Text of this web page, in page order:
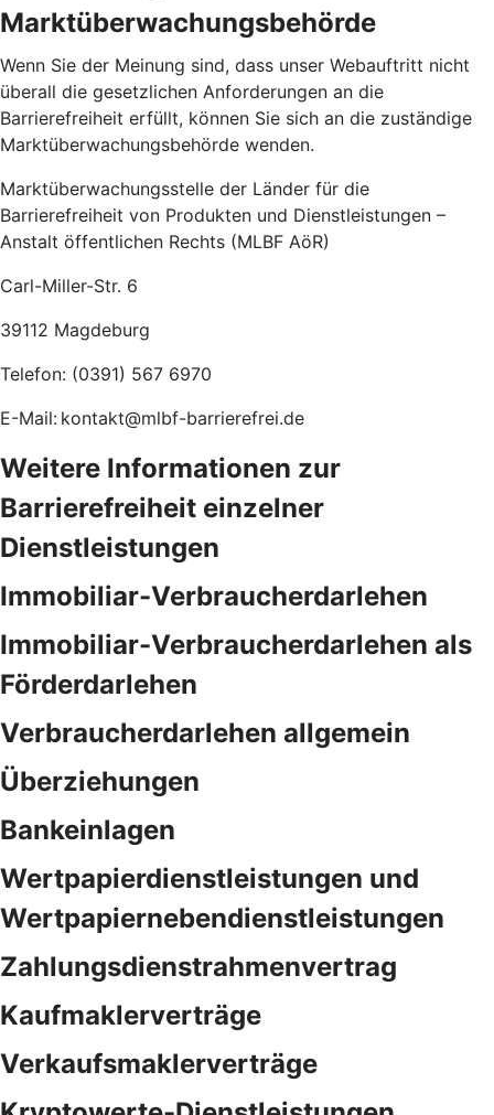
Marktüberwachungsbehörde
Wenn Sie der Meinung sind, dass unser Webauftritt nicht
überall die gesetzlichen Anforderungen an die
Barrierefreiheit erfüllt, können Sie sich an die zuständige
Marktüberwachungsbehörde wenden.
Marktüberwachungsstelle der Länder für die
Barrierefreiheit von Produkten und Dienstleistungen –
Anstalt öffentlichen Rechts (MLBF AöR)
Carl-Miller-Str. 6
39112 Magdeburg
Telefon: (0391) 567 6970
E-Mail: kontakt@mlbf-barrierefrei.de
Weitere Informationen zur
Barrierefreiheit einzelner
Dienstleistungen
Immobiliar-Verbraucherdarlehen
Immobiliar-Verbraucherdarlehen als
Förderdarlehen
Verbraucherdarlehen allgemein
Überziehungen
Bankeinlagen
Wertpapierdienstleistungen und
Wertpapiernebendienstleistungen
Zahlungsdienstrahmenvertrag
Kaufmaklerverträge
Verkaufsmaklerverträge